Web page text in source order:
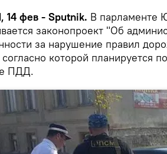
фев - Sputnik. В парламенте
законопроект "Об
за нарушение правил
которой планируется
ПДД.